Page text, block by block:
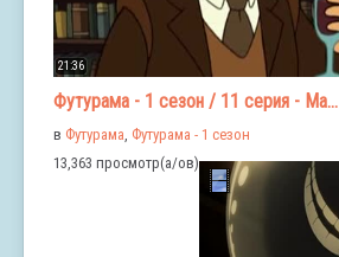
21:36
Футурама - 1 сезон / 11 серия - Ма...
в Футурама, Футурама - 1 сезон
13,363 просмотр(а/ов)